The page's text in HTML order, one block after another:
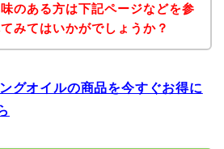
のある方は下記ページなどを参
みてはいかがでしょうか？
グオイルの商品を今すぐお得に